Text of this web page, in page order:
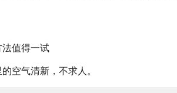
值得一试
空气清新，不求人。